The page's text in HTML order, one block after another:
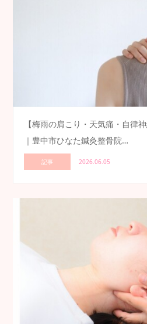
【梅雨の肩こり・天気痛・自律
｜豊中市ひなた鍼灸整骨院…
記事 2026.06.05